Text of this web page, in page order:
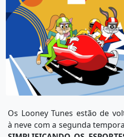
Os Looney Tunes estãode
à neve com a segunda